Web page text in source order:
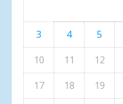
3
4 5
10
11 12
17
18 19